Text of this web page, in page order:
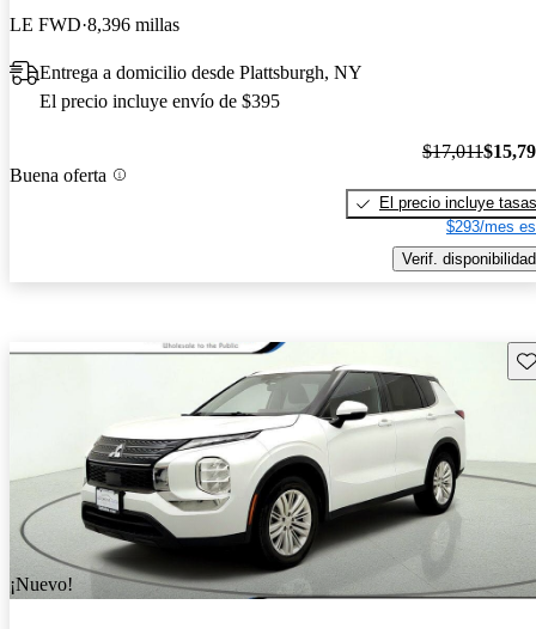
LE FWD 8,396 millas
Entrega a domicilio desde Plattsburgh, NY
El precio incluye envío de $395
Buena oferta
$17,011
El precio incluye tasas
$293/mes
Verif. disponibilidad
¡Nuevo!